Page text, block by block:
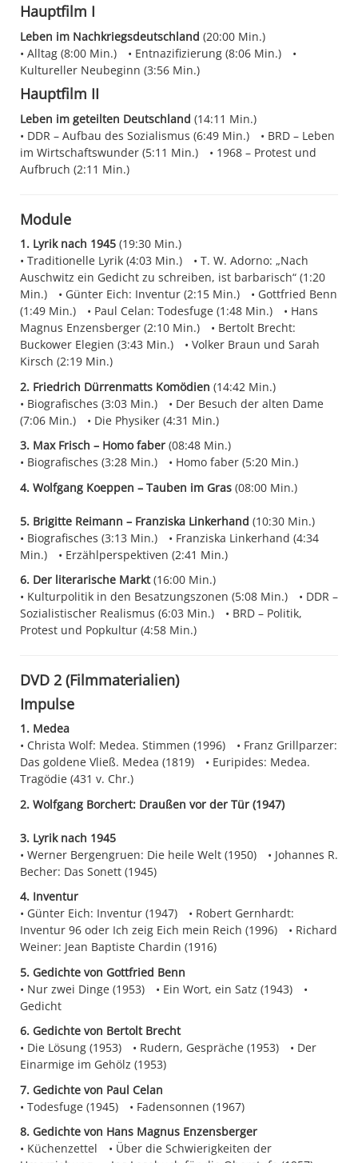
Hauptfilm I
Leben im Nachkriegsdeutschland (20:00 Min.)
Alltag (8:00 Min.)
Entnazifizierung (8:06 Min.)
Kultureller Neubeginn (3:56 Min.)
Hauptfilm II
Leben im geteilten Deutschland (14:11 Min.)
DDR – Aufbau des Sozialismus (6:49 Min.)
BRD – Leben
im Wirtschaftswunder (5:11 Min.)
1968 – Protest und
Aufbruch (2:11 Min.)
Module
1. Lyrik nach 1945 (19:30 Min.)
Traditionelle Lyrik (4:03 Min.)
T. W. Adorno: „Nach
Auschwitz ein Gedicht zu schreiben, ist barbarisch“ (1:20
Min.)
Günter Eich: Inventur (2:15 Min.)
Gottfried Benn
(1:49 Min.)
Paul Celan: Todesfuge (1:48 Min.)
Hans
Magnus Enzensberger (2:10 Min.)
Bertolt Brecht:
Buckower Elegien (3:43 Min.)
Volker Braun und Sarah
Kirsch (2:19 Min.)
2. Friedrich Dürrenmatts Komödien (14:42 Min.)
Biografisches (3:03 Min.)
Der Besuch der alten Dame
(7:06 Min.)
Die Physiker (4:31 Min.)
3. Max Frisch – Homo faber (08:48 Min.)
Biografisches (3:28 Min.)
Homo faber (5:20 Min.)
4. Wolfgang Koeppen – Tauben im Gras (08:00 Min.)
5. Brigitte Reimann – Franziska Linkerhand (10:30 Min.)
Biografisches (3:13 Min.)
Franziska Linkerhand (4:34
Min.)
Erzählperspektiven (2:41 Min.)
6. Der literarische Markt(16:00 Min.)
Kulturpolitik in den Besatzungszonen (5:08 Min.)
DDR –
Sozialistischer Realismus (6:03 Min.)
BRD – Politik,
Protest und Popkultur (4:58 Min.)
DVD 2 (Filmmaterialien)
Impulse
1. Medea
Christa Wolf: Medea. Stimmen (1996)
Franz Grillparzer:
Das goldene Vließ. Medea (1819)
Euripides: Medea.
Tragödie (431 v. Chr.)
2. Wolfgang Borchert: Draußen vor der Tür (1947)
3. Lyrik nach 1945
Werner Bergengruen: Die heile Welt (1950)
Johannes R.
Becher: Das Sonett (1945)
4. Inventur
Günter Eich: Inventur (1947)
Robert Gernhardt:
Inventur 96 oder Ich zeig Eich mein Reich (1996)
Richard
Weiner: Jean Baptiste Chardin (1916)
5. Gedichte von Gottfried Benn
Nur zwei Dinge (1953)
Ein Wort, ein Satz (1943)
Gedicht
6. Gedichte von Bertolt Brecht
Die Lösung (1953)
Rudern, Gespräche (1953)
Der
Einarmige im Gehölz (1953)
7. Gedichte von Paul Celan
Todesfuge (1945)
Fadensonnen (1967)
8. Gedichte von Hans Magnus Enzensberger
Küchenzettel
Über die Schwierigkeiten der